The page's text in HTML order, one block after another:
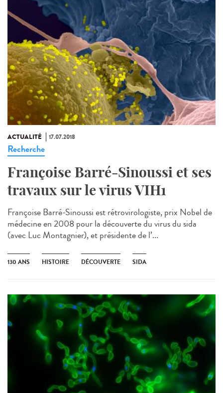
ACTUALITÉ 17.07.2018
Recherche
Françoise Barré-Sinoussi et ses
travaux sur le virus VIH1
Françoise Barré-Sinoussi est rétrovirologiste, prix Nobel de
médecine en 2008 pour la découverte du virus du sida
(avec Luc Montagnier), et présidente de l’...
130 ANS HISTOIRE DÉCOUVERTE SIDA